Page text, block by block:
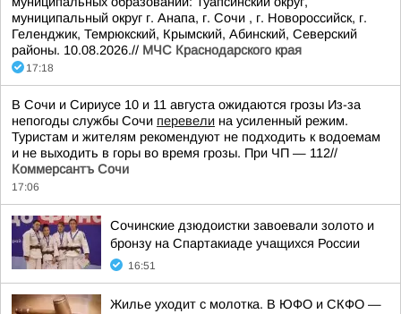
муниципальный округ г. Анапа, г. Сочи , г. Новороссийск, г.
Геленджик, Темрюкский, Крымский, Абинский, Северский
районы. 10.08.2026.// МЧС Краснодарского края
17:18
В Сочи и Сириусе 10 и 11 августа ожидаются грозы Из-за
непогоды службы Сочи перевели на усиленный режим.
Туристам и жителям рекомендуют не подходить к водоемам
и не выходить в горы во время грозы. При ЧП — 112//
Коммерсантъ Сочи
17:06
Сочинские дзюдоистки завоевали золото и
бронзу на Спартакиаде учащихся России
16:51
Жилье уходит с молотка. В ЮФО и СКФО —